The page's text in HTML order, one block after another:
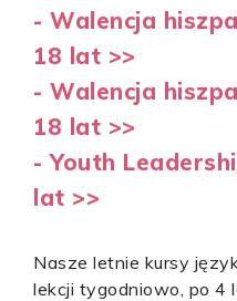
- Walencja
18 lat >>
- Walencja
18 lat >>
- Youth
lat >>
Nasze letnie kursy
lekcji tygodniowo, po 4